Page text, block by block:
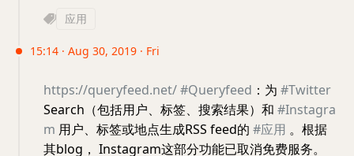
应用
15:14 · Aug 30, 2019 · Fri
https://queryfeed.net/#Queryfeed ：为 #Twitter
Search（包括用户、标签、搜索结果）和 #Instagra
m 用户、标签或地点生成RSS feed的 #应用 。根据
其blog， Instagram这部分功能已取消免费服务。